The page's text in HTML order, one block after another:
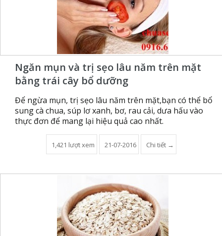
Ngăn mụn và trị sẹo lâu năm trên mặt
bằng trái cây bổ dưỡng
Để ngừa mụn, trị sẹo lâu năm trên mặt,bạn có thể bổ
sung cà chua, súp lơ xanh, bơ, rau cải, dưa hấu vào
thực đơn để mang lại hiệu quả cao nhất.
1,421 lượt xem 21-07-2016 Chi tiết →